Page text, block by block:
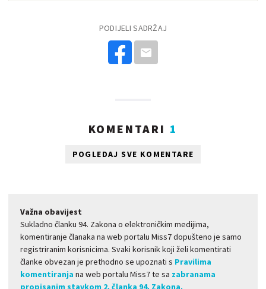
PODIJELI SADRŽAJ
KOMENTARI 1
POGLEDAJ SVE KOMENTARE
Važna obavijest
Sukladno članku 94. Zakona o elektroničkim medijima,
komentiranje članaka na web portalu Miss7 dopušteno je samo
registriranim korisnicima. Svaki korisnik koji želi komentirati
članke obvezan je prethodno se upoznati s Pravilima
komentiranja na web portalu Miss7 te sa zabranama